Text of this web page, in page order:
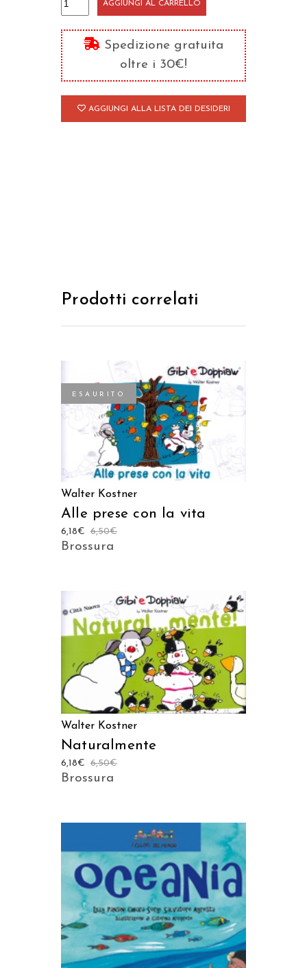
felicità
di
dare
quantità
AGGIUNGI AL CARRELLO
Spedizione gratuita
oltre i 30€!
AGGIUNGI ALLA LISTA DEI DESIDERI
Prodotti correlati
ESAURITO
LEGGI TUTTO
Walter Kostner
Alle prese con la vita
6,50€
6,18€
Brossura
AGGIUNGI AL CARRELLO
Walter Kostner
Naturalmente
6,50€
6,18€
Brossura
AGGIUNGI AL CARRELLO